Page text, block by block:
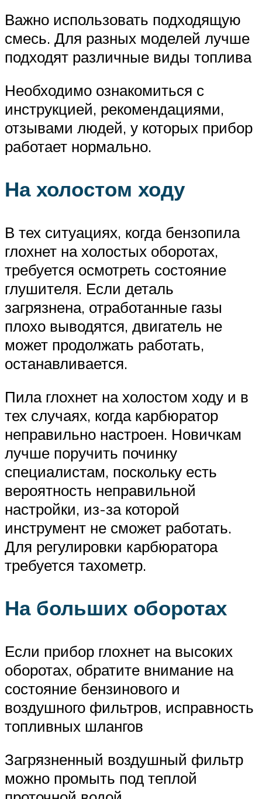
Важно использовать подходящую
смесь. Для разных моделей лучше
подходят различные виды топлива
Необходимо ознакомиться с
инструкцией, рекомендациями,
отзывами людей, у которых прибор
работает нормально.
На холостом ходу
В тех ситуациях, когда бензопила
глохнет на холостых оборотах,
требуется осмотреть состояние
глушителя. Если деталь
загрязнена, отработанные газы
плохо выводятся, двигатель не
может продолжать работать,
останавливается.
Пила глохнет на холостом ходу и в
тех случаях, когда карбюратор
неправильно настроен. Новичкам
лучше поручить починку
специалистам, поскольку есть
вероятность неправильной
настройки, из-за которой
инструмент не сможет работать.
Для регулировки карбюратора
требуется тахометр.
На больших оборотах
Если прибор глохнет на высоких
оборотах, обратите внимание на
состояние бензинового и
воздушного фильтров, исправность
топливных шлангов
Загрязненный воздушный фильтр
можно промыть под теплой